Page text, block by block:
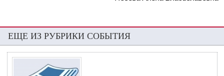
ЕЩЕ ИЗ РУБРИКИ СОБЫТИЯ